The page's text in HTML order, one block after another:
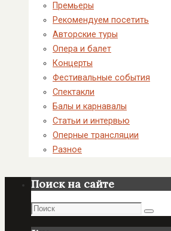
Премьеры
Рекомендуем посетить
Авторские туры
Опера и балет
Концерты
Фестивальные события
Спектакли
Балы и карнавалы
Статьи и интервью
Оперные трансляции
Разное
Поиск на сайте
Поиск
Поиск